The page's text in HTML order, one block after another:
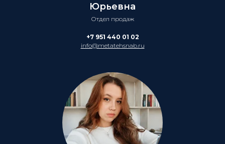
Юрьевна
Отдел продаж
+7 951 440 01 02
info@metatehsnab.ru